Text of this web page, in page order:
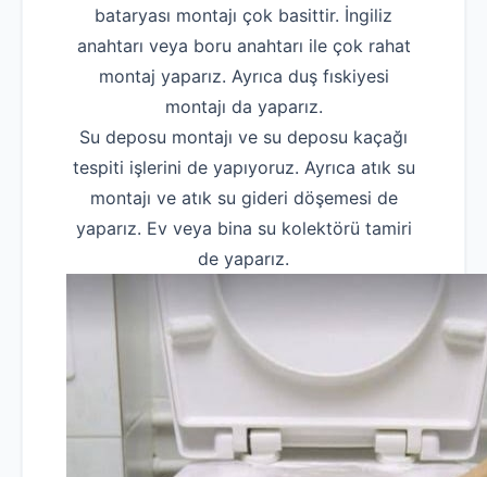
bataryası montajı çok basittir. İngiliz
anahtarı veya boru anahtarı ile çok rahat
montaj yaparız. Ayrıca duş fıskiyesi
montajı da yaparız.
Su deposu montajı ve su deposu kaçağı
tespiti işlerini de yapıyoruz. Ayrıca atık su
montajı ve atık su gideri döşemesi de
yaparız. Ev veya bina su kolektörü tamiri
de yaparız.